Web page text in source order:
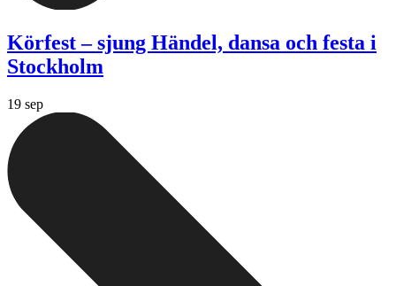
Körfest – sjung Händel, dansa och festa i
Stockholm
19 sep